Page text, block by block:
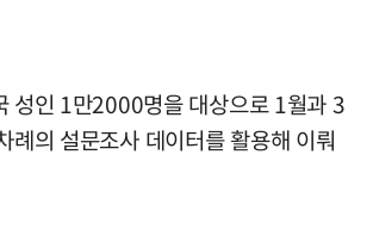
성인 1만2000명을 대상으로 1월과 3
례의 설문조사 데이터를 활용해 이뤄